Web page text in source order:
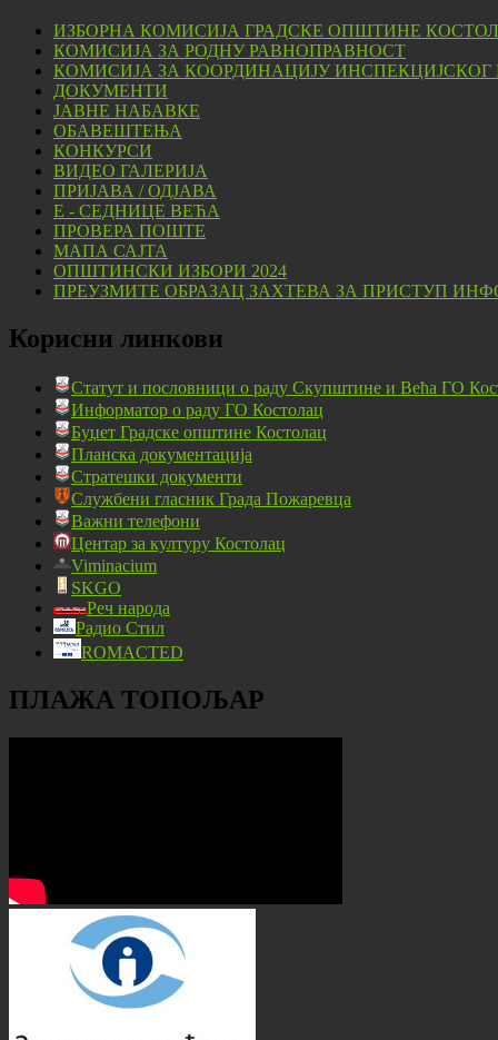
ИЗБОРНА КОМИСИЈА ГРАДСКЕ ОПШТИНЕ
КОМИСИЈА ЗА РОДНУ РАВНОПРАВНОСТ
КОМИСИЈА ЗА КООРДИНАЦИЈУ ИНСПЕКЦИЈСКОГ
ДОКУМЕНТИ
ЈАВНЕ НАБАВКЕ
ОБАВЕШТЕЊА
КОНКУРСИ
ВИДЕО ГАЛЕРИЈА
ПРИЈАВА / ОДЈАВА
Е - СЕДНИЦЕ ВЕЋА
ПРОВЕРА ПОШТЕ
МАПА САЈТА
ОПШТИНСКИ ИЗБОРИ 2024
ПРЕУЗМИТЕ ОБРАЗАЦ ЗАХТЕВА ЗА ПРИСТУП
Корисни линкови
Статут и пословници о раду Скупштине и Већа ГО
Информатор о раду ГО Костолац
Буџет Градске општине Костолац
Планска документација
Стратешки документи
Службени гласник Града Пожаревца
Важни телефони
Центар за културу Костолац
Viminacium
SKGO
Реч народа
Радио Стил
ROMACTED
ПЛАЖА ТОПОЉАР